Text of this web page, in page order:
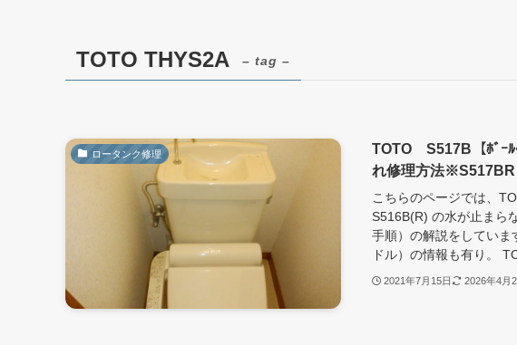
TOTO THYS2A – tag –
ロータンク修理
TOTO S517B【ﾎﾞｰﾙ
れ修理方法※S517BR
こちらのページでは、
S516B(R) の水が止まら
手順）の解説をしてい
ドル）の情報も有り。
2021年7月15日 2026年4月